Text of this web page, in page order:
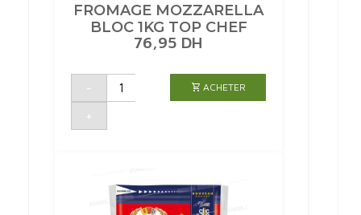
FROMAGE MOZZARELLA
BLOC 1KG TOP CHEF
76,95 DH
-
quantité
FROMAGE
1KG
+
ACHETER